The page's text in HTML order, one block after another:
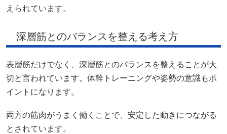
えられています。
深層筋とのバランスを整える考え方
表層筋だけでなく、深層筋とのバランスを整えることが大
切と言われています。体幹トレーニングや姿勢の意識もポ
イントになります。
両方の筋肉がうまく働くことで、安定した動きにつながる
とされています。